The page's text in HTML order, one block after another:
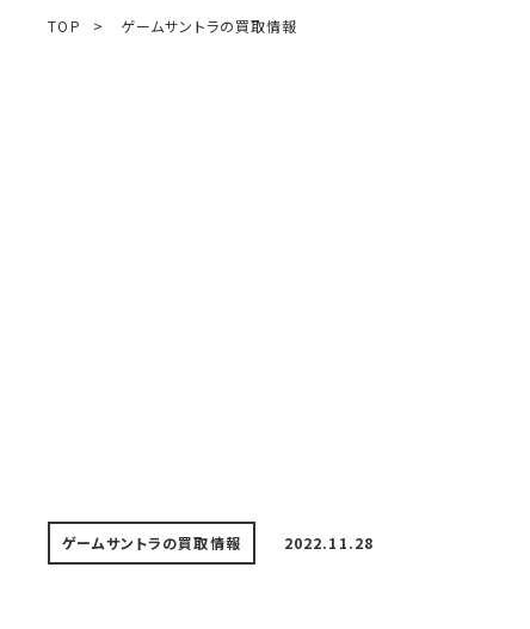
TOP > ゲームサントラの買取情報
ゲームサントラの買取情報 2022.11.28